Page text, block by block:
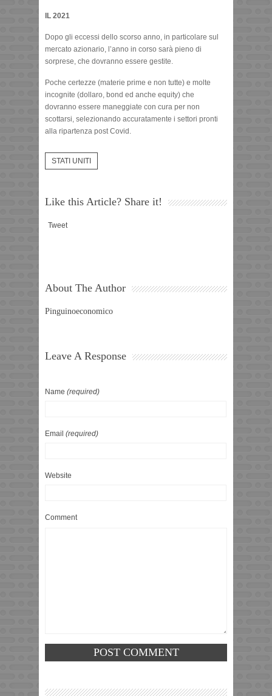
IL 2021
Dopo gli eccessi dello scorso anno, in particolare sul
mercato azionario, l’anno in corso sarà pieno di
sorprese, che dovranno essere gestite.
Poche certezze (materie prime e non tutte) e molte
incognite (dollaro, bond ed anche equity) che
dovranno essere maneggiate con cura per non
scottarsi, selezionando accuratamente i settori pronti
alla ripartenza post Covid.
STATI UNITI
Like this Article? Share it!
Tweet
About The Author
Pinguinoeconomico
Leave A Response
Name (required)
Email (required)
Website
Comment